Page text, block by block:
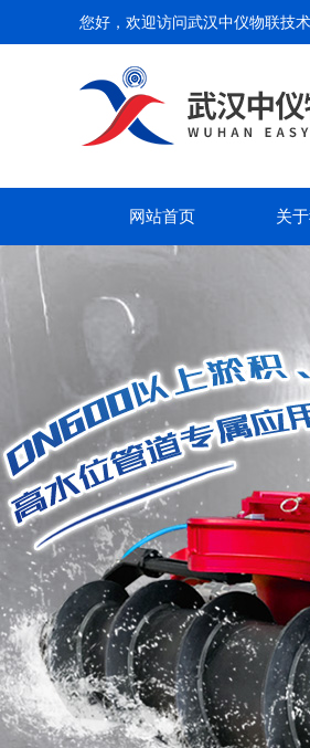
您好，欢迎访问武汉中仪物联技
网站首页 关